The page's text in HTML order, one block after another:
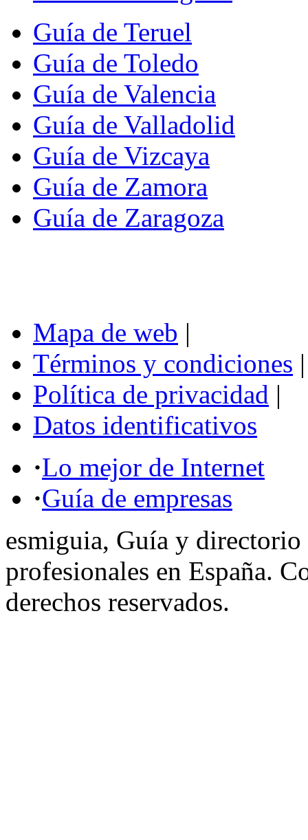
Guía de Teruel
Guía de Toledo
Guía de Valencia
Guía de Valladolid
Guía de Vizcaya
Guía de Zamora
Guía de Zaragoza
Mapa de web |
Términos y condiciones |
Política de privacidad |
Datos identificativos
·Lo mejor de Internet
·Guía de empresas
esmiguia, Guía y directorio
profesionales en España.
derechos reservados.